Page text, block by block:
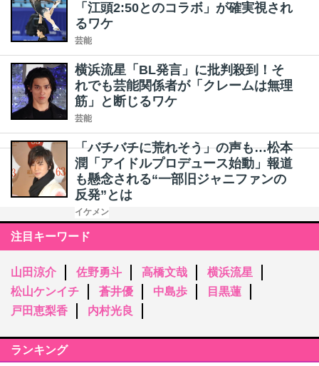
「江頭2:50とのコラボ」が確実視され
るワケ
芸能
横浜流星「BL発言」に批判殺到！そ
れでも芸能関係者が「クレームは無理
筋」と断じるワケ
芸能
「バチバチに荒れそう」の声も…松本
潤「アイドルプロデュース始動」報道
も懸念される“一部旧ジャニファンの
反発”とは
イケメン
注目キーワード
山田涼介 佐野勇斗 高橋文哉
横浜流星
松山ケンイチ
蒼井優 中島歩
目黒蓮
戸田恵梨香
内村光良
ランキング